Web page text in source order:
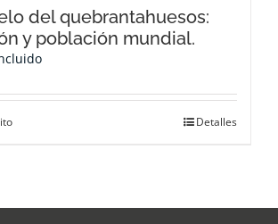
del quebrantahuesos:
y población mundial.
Detalles